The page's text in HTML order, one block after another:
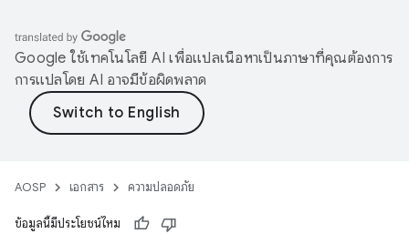
Google ใช้เทคโนโลยี AI เพื่อแปลเนื้อหาเป็นภาษาที่คุณต้องการ
การแปลโดย AI อาจมีข้อผิดพลาด
AOSP เอกสาร ความปลอดภัย
ข้อมูลนี้มีประโยชน์ไหม